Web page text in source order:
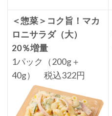
＜惣菜＞コク旨！マカ
ロニサラダ（大）
20％増量
1パック（200g＋
40g） 税込322円